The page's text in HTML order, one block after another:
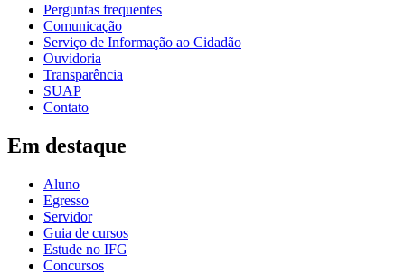
Perguntas frequentes
Comunicação
Serviço de Informação ao Cidadão
Ouvidoria
Transparência
SUAP
Contato
Em destaque
Aluno
Egresso
Servidor
Guia de cursos
Estude no IFG
Concursos